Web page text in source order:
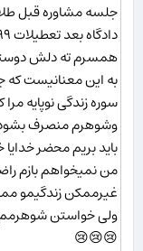
جلسه مشاوره قبل
همسرم ته دلش
به این معنانیست که
سوره زندگی نوپایه
وشوهرم منصرف بشود
باید بریم محضر
من نمیخواهم بازم
غیرممکن زندگیمو
ولی خواستن
😢😢😢